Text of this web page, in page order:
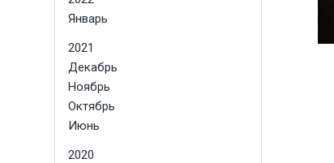
Январь
2021
Декабрь
Ноябрь
Октябрь
Июнь
2020